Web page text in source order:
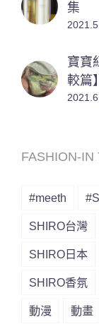
集
寶寶
較篇】
FASHION-IN
#meeth
SHIRO台灣
SHIRO日本
SHIRO香氛
動漫 動畫